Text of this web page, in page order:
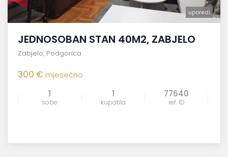
uporedi
JEDNOSOBAN STAN 40M2, ZABJELO
Zabjelo, Podgorica
300 €mjesečno
1
sobe
1
kupatila
77640
ref. ID